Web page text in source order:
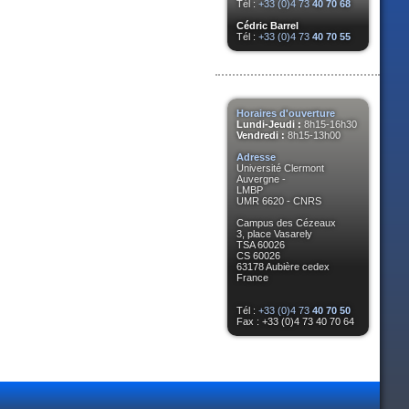
Tél : +33 (0)4 73 40 70 68
Cédric Barrel
Tél : +33 (0)4 73 40 70 55
Horaires d'ouverture
Lundi-Jeudi : 8h15-16h30
Vendredi : 8h15-13h00
Adresse
Université Clermont
Auvergne -
LMBP
UMR 6620 - CNRS
Campus des Cézeaux
3, place Vasarely
TSA 60026
CS 60026
63178 Aubière cedex
France
Tél : +33 (0)4 73 40 70 50
Fax : +33 (0)4 73 40 70 64